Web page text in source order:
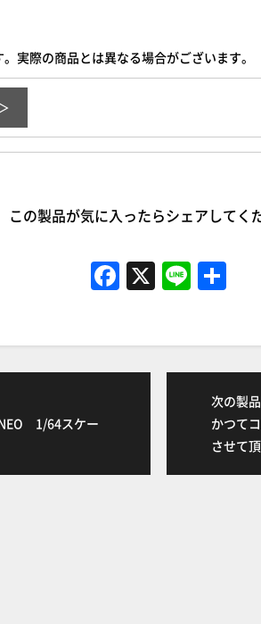
実際の商品とは異なる場合がございます。
この製品が気に入ったらシェアしてく
F
a
e
k
X Li
n
1/64スケー
次の製品
かつて
させて